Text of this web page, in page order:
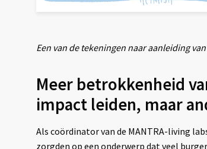
Een van de tekeningen naar aanleiding
Meer betrokkenheid
impact leiden, maar
Als coördinator van de MANTRA-living
zorgden op een onderwerp dat veel